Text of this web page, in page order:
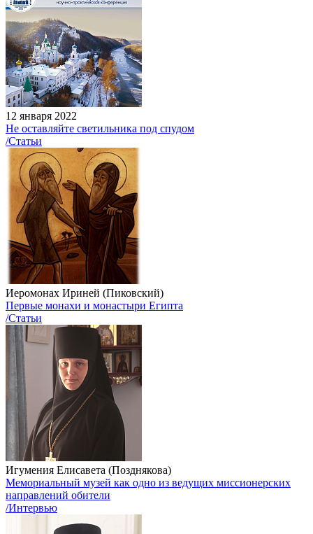
12 января 2022
Не оставляйте светильника под спудом
/Статьи
Иеромонах Ириней (Пиковский)
Первые монахи и монастыри Египта
/Статьи
Игумения Елисавета (Позднякова)
Мемориальный музей как одно из ведущих миссионерских
направлений обители
/Интервью